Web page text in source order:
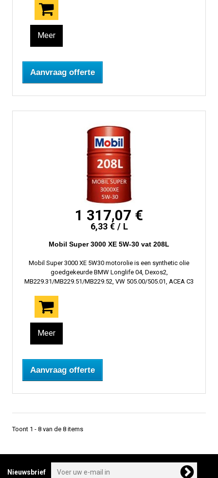
Meer
Aanvraag offerte
1 317,07 €
6,33 € / L
Mobil Super 3000 XE 5W-30 vat 208L
Mobil Super 3000 XE 5W30 motorolie is een synthetic olie
goedgekeurde BMW Longlife 04, Dexos2,
MB229.31/MB229.51/MB229.52, VW 505.00/505.01, ACEA C3
Meer
Aanvraag offerte
Toont 1 - 8 van de 8 items
Nieuwsbrief